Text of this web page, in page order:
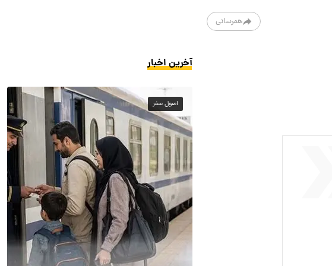
همرسانی
آخرین اخبار
اصول سفر